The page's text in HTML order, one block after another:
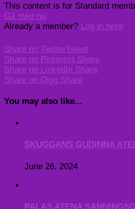
This content is for Standard
Gå med nu
Already a member? Log in here
Share on TwitterTweet
Share on Pinterest Share
Share on LinkedIn Share
Share on Digg Share
You may also like...
SKUGGANS GUDINNA
June 26, 2024
PALAS ATENA